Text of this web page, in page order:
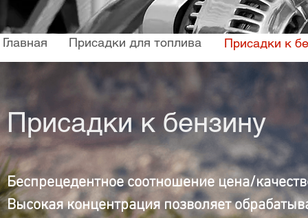
Главная Присадки для топлива Присадки к
Присадки к бензину
Беспрецедентное соотношение цена/
Высокая концентрация позволяет